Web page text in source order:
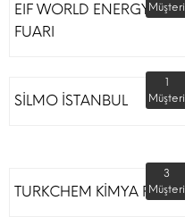
EIF WORLD ENERGY
FUARI
Müşteri
SİLMO İSTANBUL
1
Müşteri
TURKCHEM KİMYA FUARI
3
Müşteri